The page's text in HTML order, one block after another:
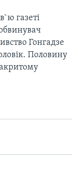
газеті
Гонгадзе
Половину